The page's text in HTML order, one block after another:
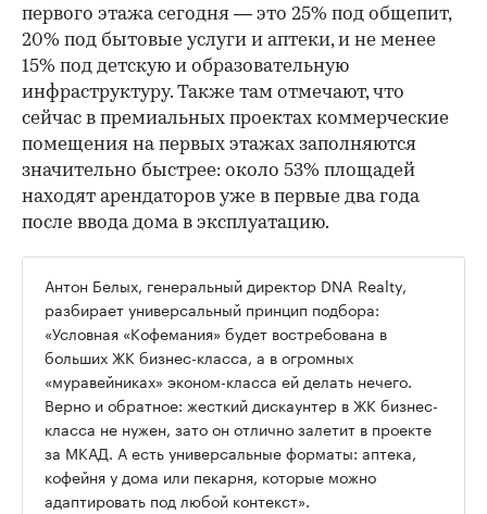
первого этажа сегодня — это 25% под общепит,
20% под бытовые услуги и аптеки, и не менее
15% под детскую и образовательную
инфраструктуру. Также там отмечают, что
сейчас в премиальных проектах коммерческие
помещения на первых этажах заполняются
значительно быстрее: около 53% площадей
находят арендаторов уже в первые два года
после ввода дома в эксплуатацию.
Антон Белых, генеральный директор DNA Realty,
разбирает универсальный принцип подбора:
«Условная «Кофемания» будет востребована в
больших ЖК бизнес-класса, а в огромных
«муравейниках» эконом-класса ей делать нечего.
Верно и обратное: жесткий дискаунтер в ЖК бизнес-
класса не нужен, зато он отлично залетит в проекте
за МКАД. А есть универсальные форматы: аптека,
кофейня у дома или пекарня, которые можно
адаптировать под любой контекст».